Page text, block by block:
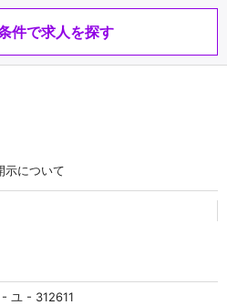
件で求人を探す
示について
ユ - 312611